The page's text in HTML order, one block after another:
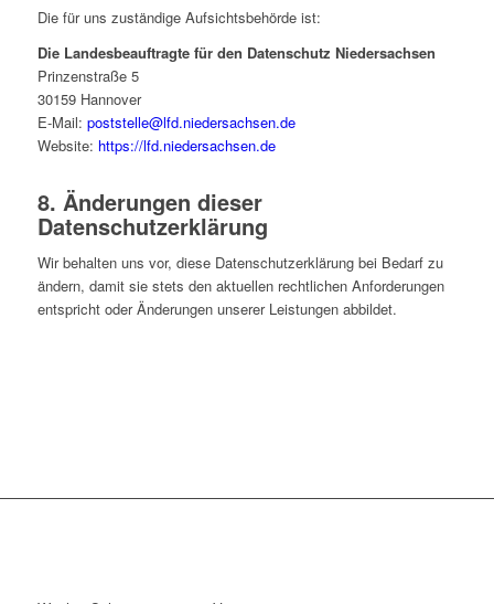
Die für uns zuständige Aufsichtsbehörde ist:
Die Landesbeauftragte für den Datenschutz Niedersachsen
Prinzenstraße 5
30159 Hannover
E-Mail: poststelle@lfd.niedersachsen.de
Website: https://lfd.niedersachsen.de
8. Änderungen dieser
Datenschutzerklärung
Wir behalten uns vor, diese Datenschutzerklärung bei Bedarf zu
ändern, damit sie stets den aktuellen rechtlichen Anforderungen
entspricht oder Änderungen unserer Leistungen abbildet.